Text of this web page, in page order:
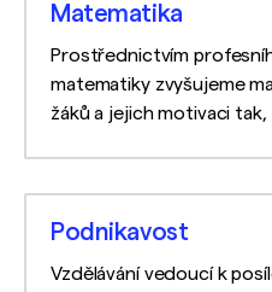
Matematika
Prostřednictvím
matematiky zvyšujeme
žáků a jejich motivaci
Podnikavost
Vzdělávání vedoucí k